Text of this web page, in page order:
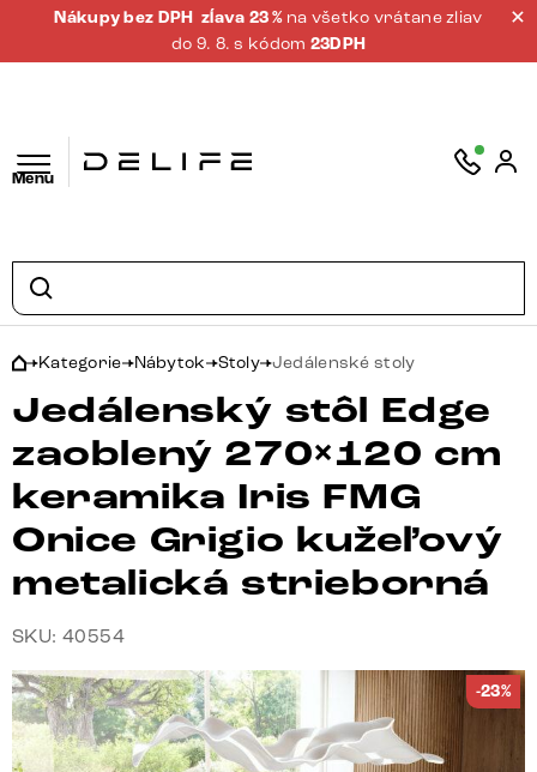
Nákupy bez DPH zĺava 23 % na všetko vrátane zliav
do 9. 8. s kódom 23DPH
Menu
Kategorie Nábytok Stoly Jedálenské stoly
Jedálenský stôl Edge
zaoblený 270×120 cm
keramika Iris FMG
Onice Grigio kužeľový
metalická strieborná
SKU: 40554
-23%